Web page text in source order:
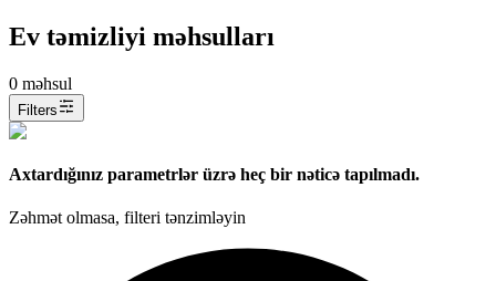
Ev təmizliyi məhsulları
0 məhsul
Filters
Axtardığınız parametrlər üzrə heç bir nəticə tapılmadı.
Zəhmət olmasa, filteri tənzimləyin